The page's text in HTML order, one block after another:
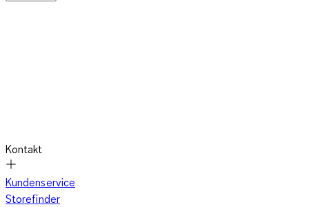
Kontakt
Kundenservice
Storefinder